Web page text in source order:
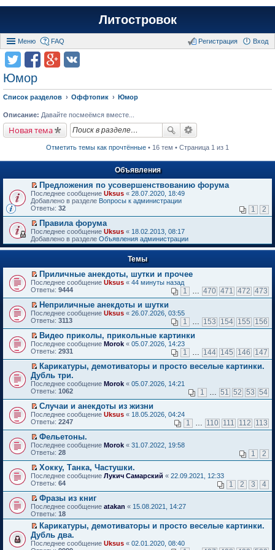
Литостровок
Меню FAQ Вход
Регистрация
Юмор
Список разделов Оффтопик Юмор
Описание: Давайте посмеёмся вместе...
Новая тема
Отметить темы как прочтённые • 16 тем • Страница 1 из 1
Объявления
П
е
р
й
т
и
к
п
в
о
м
у
н
е
п
р
о
ч
и
т
а
н
н
о
м
у
с
о
о
щ
н
и
ю
Предложения по усовершенствованию форума
Последнее сообщение Uksus « 28.07.2020, 18:49
Добавлено в разделе Вопросы к администрации
Ответы: 32 1 2
П
е
р
е
т
и
к
п
р
в
о
м
у
н
е
п
р
о
ч
и
т
а
н
н
о
м
у
с
о
б
щ
е
н
и
ю
Правила форума
Последнее сообщение Uksus « 18.02.2013, 08:17
Добавлено в разделе Объявления администрации
Темы
П
е
е
й
т
и
к
п
е
р
в
о
м
у
н
е
п
р
о
и
т
а
н
н
о
м
у
с
о
о
б
щ
е
н
и
Приличные анекдоты, шутки и прочее
Последнее сообщение Uksus « 44 минуты назад
Ответы: 9444 1 470 471 472 473
П
е
е
й
т
и
к
п
е
р
в
о
м
у
н
е
п
р
о
и
т
а
н
н
о
м
у
с
о
о
б
Неприличные анекдоты и шутки
Последнее сообщение Uksus « 26.07.2026, 03:55
Ответы: 3113 1 153 154 155 156
П
е
е
й
т
и
к
п
е
р
в
о
м
у
н
е
п
р
о
и
т
а
н
н
о
м
у
Видео приколы, прикольные картинки
Последнее сообщение Morok « 05.07.2026, 14:23
Ответы: 2931 1 144 145 146 147
П
е
р
е
й
т
и
к
п
е
р
в
о
м
у
н
е
п
р
о
ч
и
т
а
Карикатуры, демотиваторы и просто веселые картинки.
Дубль три.
Последнее сообщение Morok « 05.07.2026, 14:21
Ответы: 1062 1 51 52 53 54
П
е
е
т
и
к
п
е
р
в
о
м
у
н
е
п
р
Случаи и анекдоты из жизни
Последнее сообщение Uksus « 18.05.2026, 04:24
Ответы: 2247 1 110 111 112 113
П
е
е
й
т
и
к
п
е
р
в
м
у
Фельетоны.
Последнее сообщение Morok « 31.07.2022, 19:58
Ответы: 28 1 2
П
е
е
т
и
п
е
р
Хокку, Танка, Частушки.
Последнее сообщение Лукич Самарский « 22.09.2021, 12:33
Ответы: 64 1 2 3 4
П
е
р
е
й
т
и
Фразы из книг
Последнее сообщение atakan « 15.08.2021, 14:27
Ответы: 18
П
е
р
Карикатуры, демотиваторы и просто веселые картинки.
Дубль два.
Последнее сообщение Uksus « 02.01.2020, 08:40